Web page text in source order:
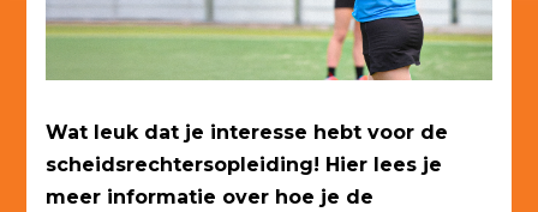
Wat leuk dat je interesse hebt voor de
scheidsrechtersopleiding! Hier lees je
meer informatie over hoe je de